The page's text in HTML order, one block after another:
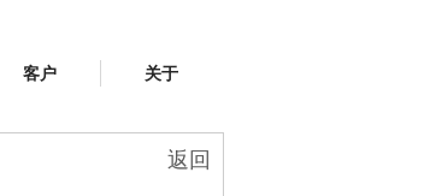
客户 关于
返回